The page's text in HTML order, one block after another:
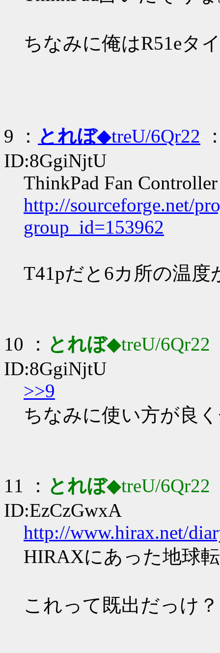
ちなみに俺はR51eタ
9 ： とれぼ◆treU/6Qr22
ID:8GgiNjtU
ThinkPad Fan Controller
http://sourceforge.net/
group_id=153962
T41pだと6カ所の温
10 ： とれぼ◆treU/6Qr22
ID:8GgiNjtU
>>9
ちなみに使い方が良
11 ： とれぼ◆treU/6Qr22
ID:EzCzGwxA
http://www.hirax.net/
HIRAXにあった地球
これって既出だっけ？